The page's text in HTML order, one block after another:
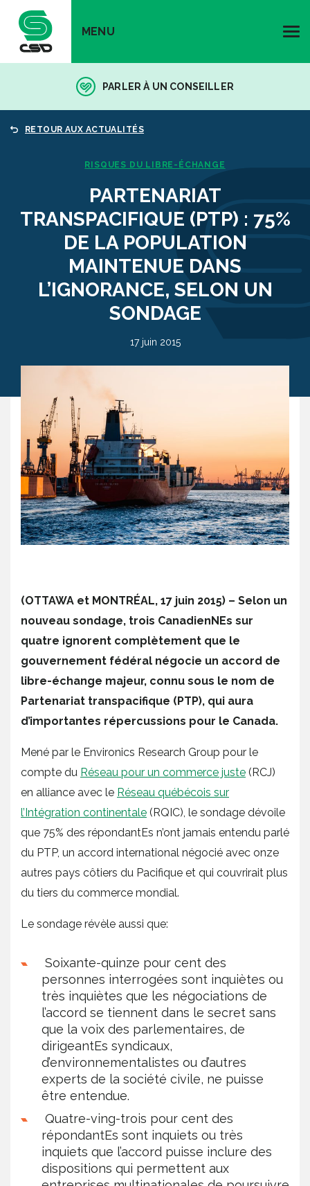
MENU
PARLER À UN CONSEILLER
RETOUR AUX ACTUALITÉS
RISQUES DU LIBRE-ÉCHANGE
PARTENARIAT
TRANSPACIFIQUE (PTP) : 75%
DE LA POPULATION
MAINTENUE DANS
L’IGNORANCE, SELON UN
SONDAGE
17 juin 2015
(OTTAWA et MONTRÉAL, 17 juin 2015) – Selon un
nouveau sondage, trois CanadienNEs sur
quatre ignorent complètement que le
gouvernement fédéral négocie un accord de
libre-échange majeur, connu sous le nom de
Partenariat transpacifique (PTP), qui aura
d’importantes répercussions pour le Canada.
Mené par le Environics Research Group pour le
compte du Réseau pour un commerce juste (RCJ)
en alliance avec le Réseau québécois sur
l’Intégration continentale (RQIC), le sondage dévoile
que 75% des répondantEs n’ont jamais entendu parlé
du PTP, un accord international négocié avec onze
autres pays côtiers du Pacifique et qui couvrirait plus
du tiers du commerce mondial.
Le sondage révèle aussi que:
Soixante-quinze pour cent des
personnes interrogées sont inquiètes ou
très inquiètes que les négociations de
l’accord se tiennent dans le secret sans
que la voix des parlementaires, de
dirigeantEs syndicaux,
d’environnementalistes ou d’autres
experts de la société civile, ne puisse
être entendue.
Quatre-ving-trois pour cent des
répondantEs sont inquiets ou très
inquiets que l’accord puisse inclure des
dispositions qui permettent aux